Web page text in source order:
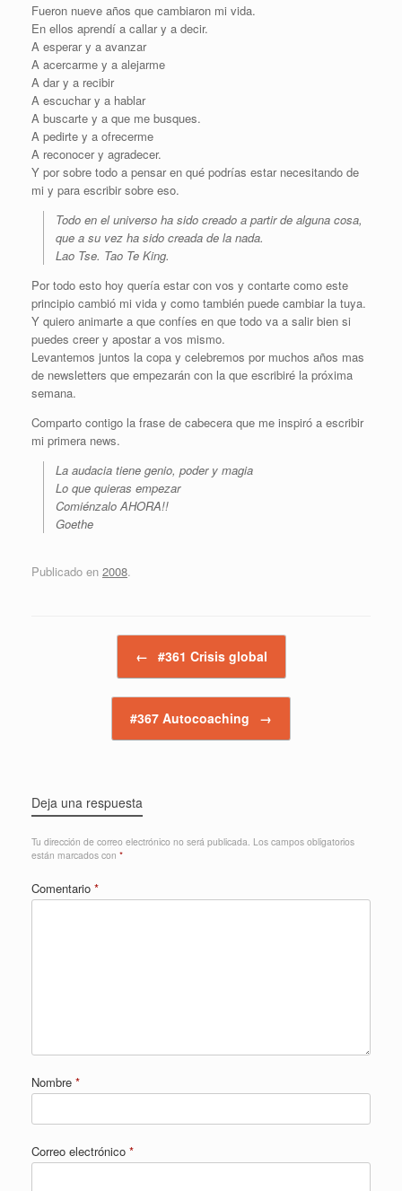
Fueron nueve años que cambiaron mi vida.
En ellos aprendí a callar y a decir.
A esperar y a avanzar
A acercarme y a alejarme
A dar y a recibir
A escuchar y a hablar
A buscarte y a que me busques.
A pedirte y a ofrecerme
A reconocer y agradecer.
Y por sobre todo a pensar en qué podrías estar necesitando de
mi y para escribir sobre eso.
Todo en el universo ha sido creado a partir de alguna cosa,
que a su vez ha sido creada de la nada.
Lao Tse. Tao Te King.
Por todo esto hoy quería estar con vos y contarte como este
principio cambió mi vida y como también puede cambiar la tuya.
Y quiero animarte a que confíes en que todo va a salir bien si
puedes creer y apostar a vos mismo.
Levantemos juntos la copa y celebremos por muchos años mas
de newsletters que empezarán con la que escribiré la próxima
semana.
Comparto contigo la frase de cabecera que me inspiró a escribir
mi primera news.
La audacia tiene genio, poder y magia
Lo que quieras empezar
Comiénzalo AHORA!!
Goethe
Publicado en 2008.
← #361 Crisis global
#367 Autocoaching →
Deja una respuesta
Tu dirección de correo electrónico no será publicada. Los campos obligatorios
están marcados con *
Comentario *
Nombre *
Correo electrónico *